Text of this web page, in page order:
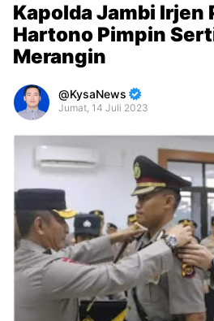
Kapolda Jambi Irjen
Hartono Pimpin
Merangin
KysaNews
Jumat, 14 Juli 2023
Premium
Raushan
Design
With
Shroff
Templates